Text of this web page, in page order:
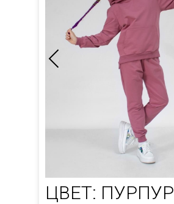
ЦВЕТ: ПУРПУР